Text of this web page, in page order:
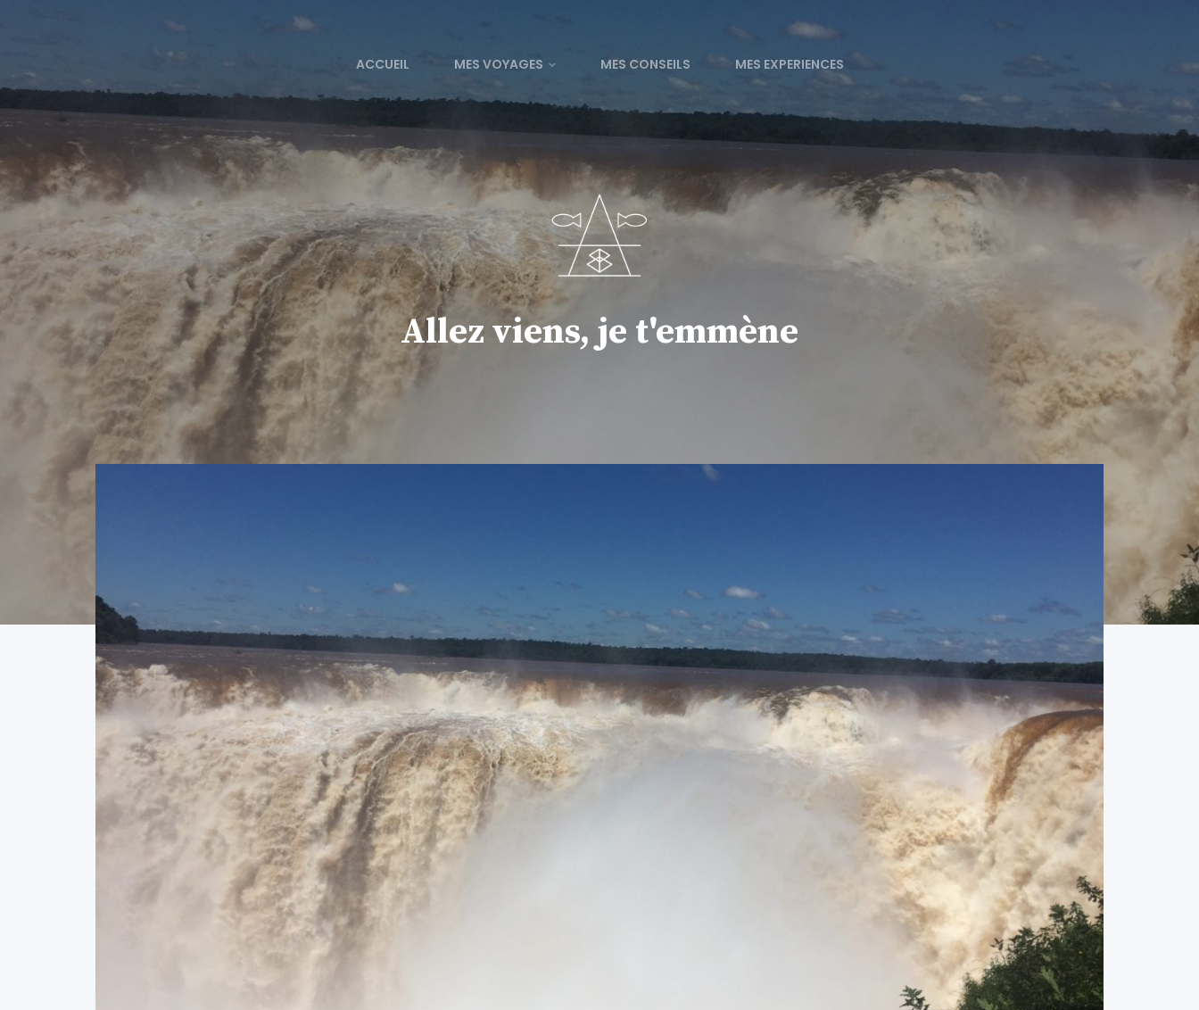
ACCUEIL MES VOYAGES MES CONSEILS MES EXPERIENCES
Allez viens, je t'emmène